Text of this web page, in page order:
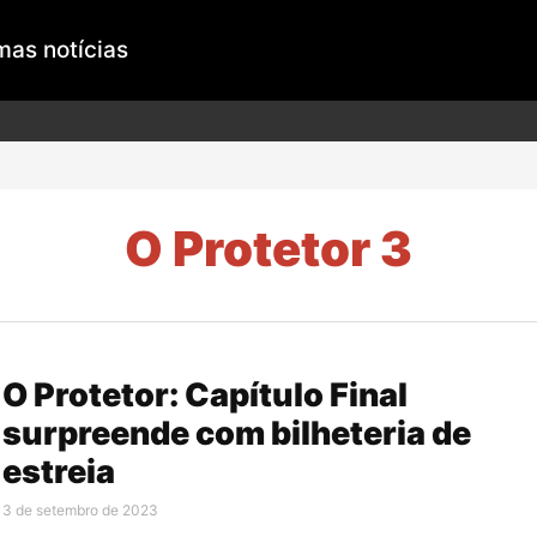
notícias
O Protetor 3
O Protetor: Capítulo Final
surpreende com bilheteria de
estreia
3 de setembro de 2023